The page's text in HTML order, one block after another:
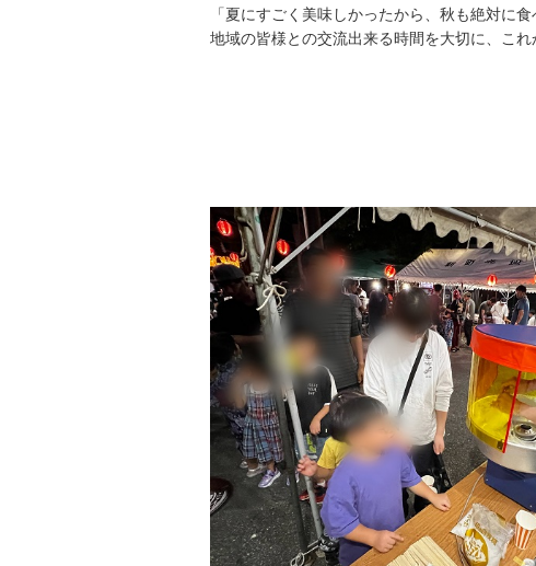
「夏にすごく美味しかったから、秋も絶対に
地域の皆様との交流出来る時間を大切に、こ